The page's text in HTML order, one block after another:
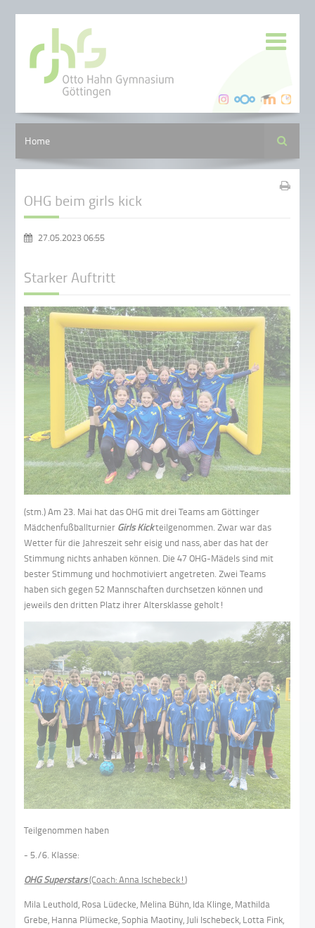
Home Suche
OHG beim girls kick
27.05.2023 06:55
Starker Auftritt
(stm.) Am 23. Mai hat das OHG mit drei Teams am Göttinger
Mädchenfußballturnier Girls Kickteilgenommen. Zwar war das
Wetter für die Jahreszeit sehr eisig und nass, aber das hat der
Stimmung nichts anhaben können. Die 47 OHG-Mädels sind mit
bester Stimmung und hochmotiviert angetreten. Zwei Teams
haben sich gegen 52 Mannschaften durchsetzen können und
jeweils den dritten Platz ihrer Altersklasse geholt!
Teilgenommen haben
- 5./6. Klasse:
OHG Superstars(Coach: Anna Ischebeck!)
Mila Leuthold, Rosa Lüdecke, Melina Bühn, Ida Klinge, Mathilda
Grebe, Hanna Plümecke, Sophia Maotiny, Juli Ischebeck, Lotta Fink,